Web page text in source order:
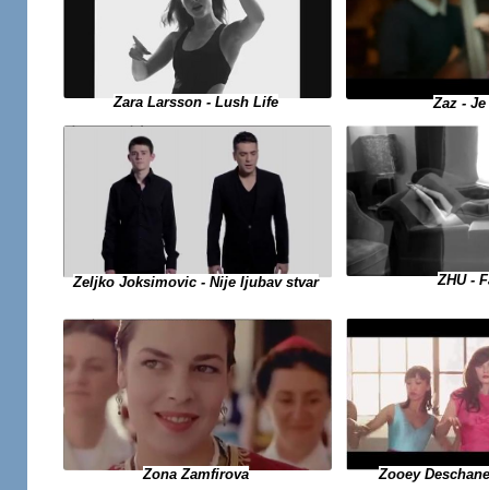
Zara Larsson - Lush Life Zaz -
Zeljko Joksimovic - Nije ljubav stvar ZHU -
Zona Zamfirova Zooey